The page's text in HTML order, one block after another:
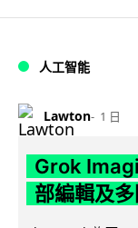
人工智能
Lawton 1 日
Grok
部編輯及